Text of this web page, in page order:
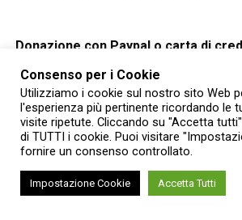
Donazione con Paypal o carta di
Donazione con Satispay
Consenso per i Cookie
Utilizziamo i cookie sul nostro sito Web
l'esperienza più pertinente ricordando le
visite ripetute. Cliccando su "Accetta
di TUTTI i cookie. Puoi visitare
fornire un consenso controllato.
Impostazione Cookie Accetta Tutti